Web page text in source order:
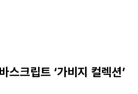
스크립트 ‘가비지 컬렉션’